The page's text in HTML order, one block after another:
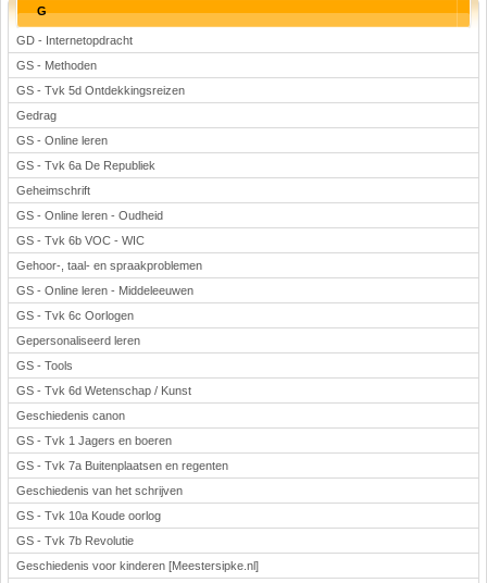
G
GD - Internetopdracht
GS - Methoden
GS - Tvk 5d Ontdekkingsreizen
Gedrag
GS - Online leren
GS - Tvk 6a De Republiek
Geheimschrift
GS - Online leren - Oudheid
GS - Tvk 6b VOC - WIC
Gehoor-, taal- en spraakproblemen
GS - Online leren - Middeleeuwen
GS - Tvk 6c Oorlogen
Gepersonaliseerd leren
GS - Tools
GS - Tvk 6d Wetenschap / Kunst
Geschiedenis canon
GS - Tvk 1 Jagers en boeren
GS - Tvk 7a Buitenplaatsen en regenten
Geschiedenis van het schrijven
GS - Tvk 10a Koude oorlog
GS - Tvk 7b Revolutie
Geschiedenis voor kinderen [Meestersipke.nl]